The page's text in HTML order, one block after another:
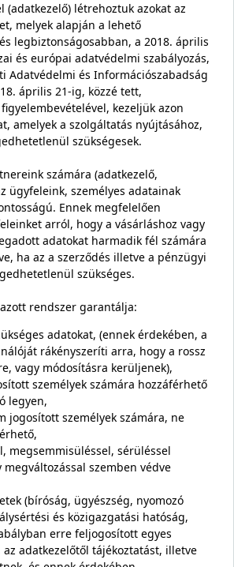
(adatkezelő) létrehoztuk azokat az
melyek alapján a lehető
legbiztonságosabban, a 2018. április
és európai adatvédelmi szabályozás,
Adatvédelmi és Információszabadság
április 21-ig, közzé tett,
kezeljük azon
amelyek a szolgáltatás nyújtásához,
szükségesek.
számára (adatkezelő,
ügyfeleink, személyes adatainak
Ennek megfelelően
arról, hogy a vásárláshoz vagy
adatokat harmadik fél számára
ha az a szerződés illetve a pénzügyi
szükséges.
rendszer garantálja:
adatokat, (ennek érdekében, a
rákényszeríti arra, hogy a rossz
vagy módosításra kerüljenek),
személyek számára hozzáférhető
legyen,
jogosított személyek számára, ne
megsemmisüléssel, sérüléssel
megváltozással szemben védve
(bíróság, ügyészség, nyomozó
és közigazgatási hatóság,
erre feljogosított egyes
az adatkezelőtől tájékoztatást, illetve